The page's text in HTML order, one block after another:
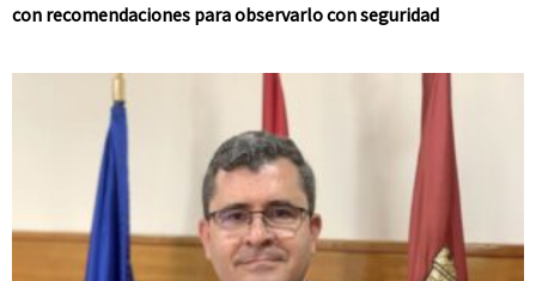
con recomendaciones para observarlo con seguridad